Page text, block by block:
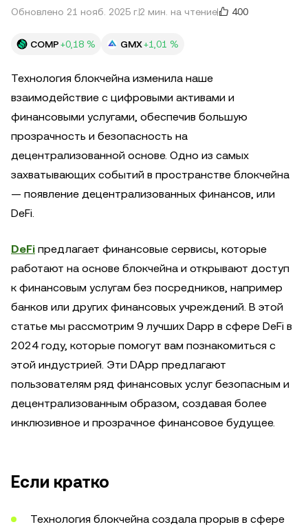
Обновлено 21 нояб. 2025 г. 2 мин. на чтение 400
COMP+0,18 % GMX+1,01 %
Технология блокчейна изменила наше
взаимодействие с цифровыми активами и
финансовыми услугами, обеспечив большую
прозрачность и безопасность на
децентрализованной основе. Одно из самых
захватывающих событий в пространстве блокчейна
— появление децентрализованных финансов, или
DeFi.
DeFi предлагает финансовые сервисы, которые
работают на основе блокчейна и открывают доступ
к финансовым услугам без посредников, например
банков или других финансовых учреждений. В этой
статье мы рассмотрим 9 лучших Dapp в сфере DeFi в
2024 году, которые помогут вам познакомиться с
этой индустрией. Эти DApp предлагают
пользователям ряд финансовых услуг безопасным и
децентрализованным образом, создавая более
инклюзивное и прозрачное финансовое будущее.
Если кратко
Технология блокчейна создала прорыв в сфере